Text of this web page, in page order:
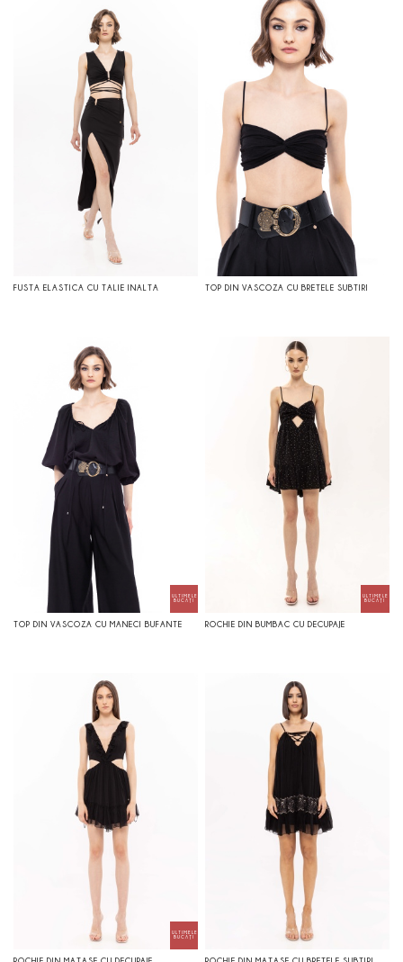
FUSTA ELASTICA CU TALIE INALTA TOP DIN VASCOZA CU BRETELE SUBTIRI
TOP DIN VASCOZA CU MANECI BUFANTE ROCHIE DIN BUMBAC CU DECUPAJE
ROCHIE DIN MATASE CU DECUPAJE ROCHIE DIN MATASE CU BRETELE SUBTIRI